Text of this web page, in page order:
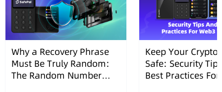
Why a Recovery Phrase
Must Be Truly Random:
The Random Number
Keep Your Crypto
Safe: Security
Best Practices For